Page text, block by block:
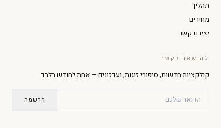
תהליך
מחירים
יצירת קשר
להישאר בקשר
קולקציות חדשות, סיפורי זוגות, ועדכונים — אחת לחודש בלבד.
הרשמה